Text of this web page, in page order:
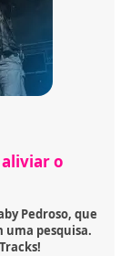
o
Pedroso, que
uma pesquisa.